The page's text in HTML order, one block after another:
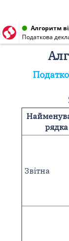
Алгоритм
рядка
Звітна